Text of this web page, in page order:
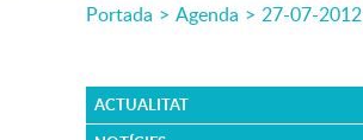
Portada > Agenda > 27-07-2012
ACTUALITAT